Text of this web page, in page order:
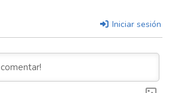
Iniciar sesión